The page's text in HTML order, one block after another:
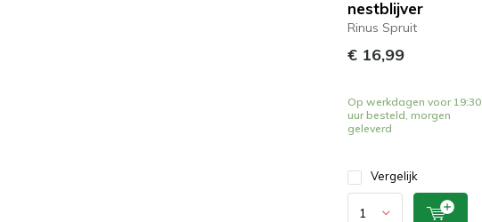
nestblijver
Rinus Spruit
€ 16,99
Op werkdagen voor 19:30
uur besteld, morgen
geleverd
Vergelijk